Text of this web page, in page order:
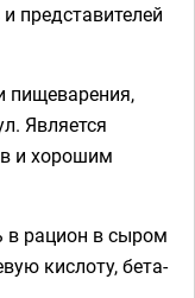
представителей
пищеварения,
Является
и хорошим
в рацион в сыром
кислоту, бета-